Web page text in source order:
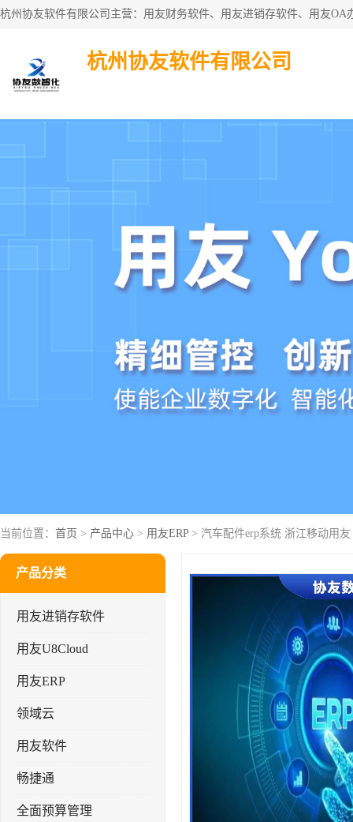
杭州协友软件有限公司
当前位置： 首页 > 产品中心 > 用友ERP > 汽车配件erp系统 浙江移动用
产品分类
用友进销存软件
用友U8Cloud
用友ERP
领域云
用友软件
畅捷通
全面预算管理